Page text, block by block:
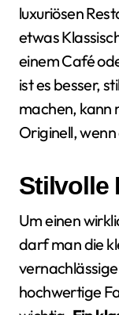
luxuriösen
etwas
einem Café
ist es besser,
machen, kann
Originell,
Stilvolle
Um einen
darf man die
hochwertige